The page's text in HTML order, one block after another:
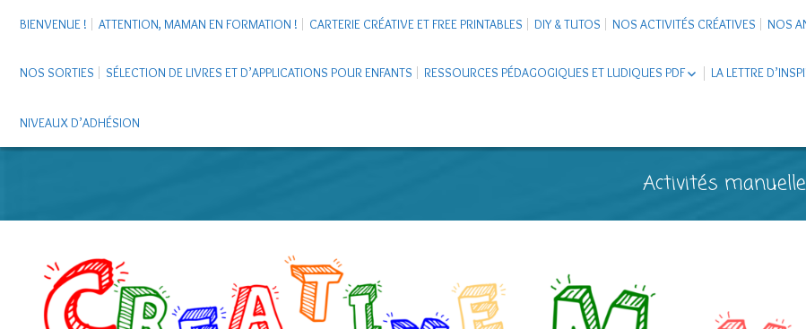
BIENVENUE ! ATTENTION, MAMAN EN FORMATION ! CARTERIE CRÉATIVE ET FREE PRINTABLES DIY & TUTOS NOS ACTIVITÉS CRÉATIVES NOS
NOS SORTIES SÉLECTION DE LIVRES ET D’APPLICATIONS POUR ENFANTS RESSOURCES PÉDAGOGIQUES ET LUDIQUES PDF
CARNETS DE VOYAGE ENFANTS
LA LETTRE
NIVEAUX D’ADHÉSION
Activités